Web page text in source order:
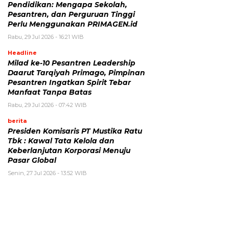
Pendidikan: Mengapa Sekolah,
Pesantren, dan Perguruan Tinggi
Perlu Menggunakan PRIMAGEN.id
Rabu, 29 Jul 2026 - 16:21 WIB
Headline
Milad ke-10 Pesantren Leadership
Daarut Tarqiyah Primago, Pimpinan
Pesantren Ingatkan Spirit Tebar
Manfaat Tanpa Batas
Rabu, 29 Jul 2026 - 07:42 WIB
berita
Presiden Komisaris PT Mustika Ratu
Tbk : Kawal Tata Kelola dan
Keberlanjutan Korporasi Menuju
Pasar Global
Senin, 27 Jul 2026 - 13:52 WIB